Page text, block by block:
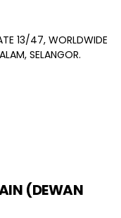
13/47, WORLDWIDE
SELANGOR.
(DEWAN